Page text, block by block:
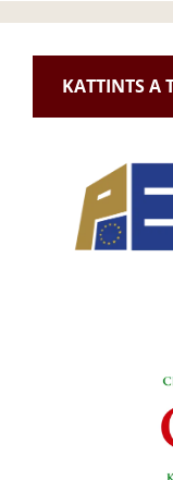
KATTINTS A